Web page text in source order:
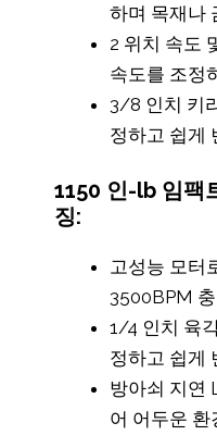
하며 목재나
2 위치 속도
속도를 조정
3/8 인치 키
정하고 쉽게
1150 인-lb 임팩
징:
고성능 모터
3500BPM
1/4 인치 육
정하고 쉽게
방아쇠 지연
어 어두운 환